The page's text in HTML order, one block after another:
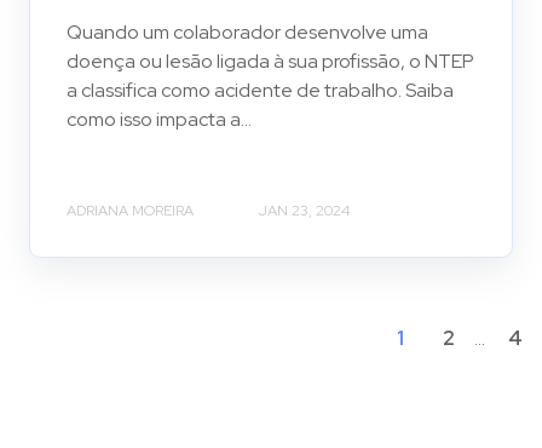
Quando um colaborador desenvolve uma
doença ou lesão ligada à sua profissão, o NTEP
a classifica como acidente de trabalho. Saiba
como isso impacta a...
ADRIANA MOREIRA JAN 23, 2024
1 2 ... 4